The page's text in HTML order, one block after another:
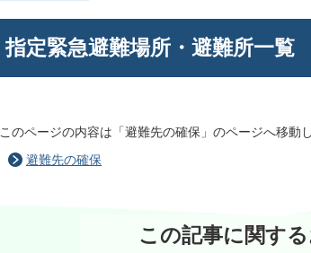
指定緊急避難場所・避難所一覧
このページの内容は「避難先の確保」のページへ移動し
避難先の確保
この記事に関す